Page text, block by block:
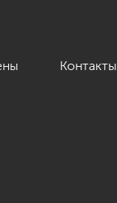
Контакты